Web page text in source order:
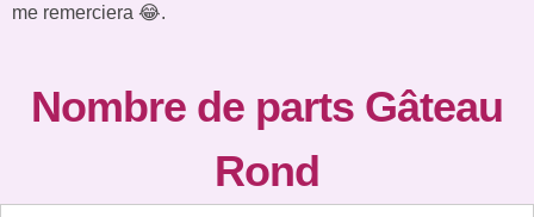
me remerciera 😂.
Nombre de parts Gâteau
Rond